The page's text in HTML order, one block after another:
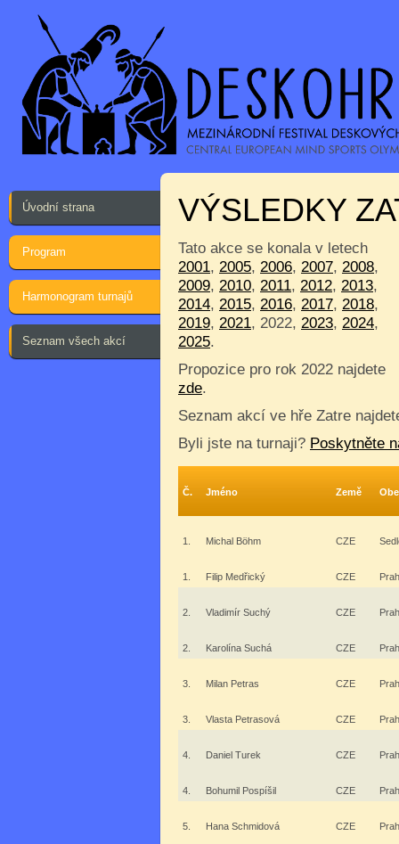
Úvodní strana
Program
Harmonogram turnajů
Seznam všech akcí
VÝSLEDKY
Tato akce se konala v letech
2001, 2005, 2006, 2007, 2008,
2009, 2010, 2011, 2012, 2013,
2014, 2015, 2016, 2017, 2018,
2019, 2021, 2022, 2023, 2024,
2025.
Propozice pro rok 2022 najdete
zde.
Seznam akcí ve hře Zatre
Byli jste na turnaji? Poskytněte
Č. Jméno Země
1. Michal Böhm CZE
1. Filip Medřický CZE
2. Vladimír Suchý CZE
2. Karolína Suchá CZE
3. Milan Petras CZE
3. Vlasta Petrasová CZE
4. Daniel Turek CZE
4. Bohumil Pospíšil CZE
5. Hana Schmidová CZE